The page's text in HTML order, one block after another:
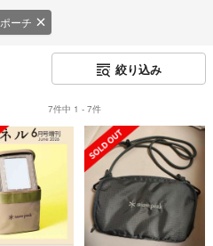
ポーチ
絞り込み
7件中 1 - 7件